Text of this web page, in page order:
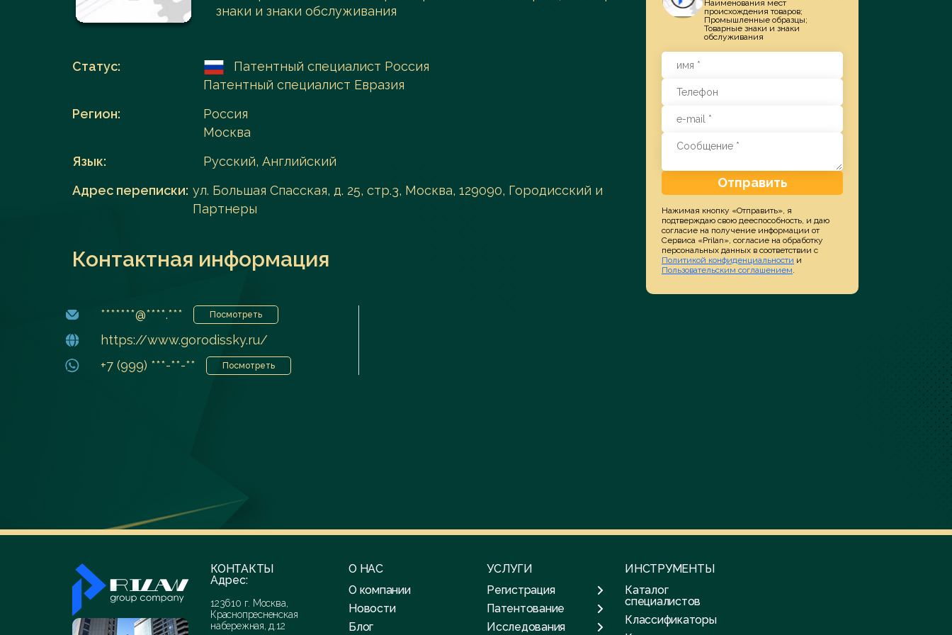
Заказать услугу
Перейти в каталог
знаки и знаки обслуживания
Статус:
Патентный специалист Россия
Патентный специалист Евразия
Регион:
Россия
Москва
Язык:
Русский, Английский
Адрес переписки: ул. Большая Спасская, д. 25, стр.3, Москва, 129090, Городисский и
Партнеры
Контактная информация
*******@****.*** Посмотреть
https://www.gorodissky.ru/
+7 (999) ***-**-**
Посмотреть
Наименования мест
происхождения товаров;
Промышленные образцы;
Товарные знаки и знаки
обслуживания
Отправить
Нажимая кнопку «Отправить», я
подтверждаю свою дееспособность, и даю
согласие на получение информации от
Сервиса «Prilan», согласие на обработку
персональных данных в соответствии с
Политикой конфиденциальности и
Пользовательским соглашением.
КОНТАКТЫ
Адрес:
123610 г. Москва,
Краснопресненская
набережная, д.12
О НАС
О компании
Новости
Блог
УСЛУГИ
Регистрация
Патентование
Исследования
ИНСТРУМЕНТЫ
Каталог
специалистов
Классификаторы